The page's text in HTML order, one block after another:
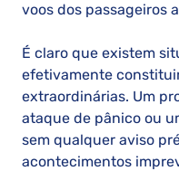
voos dos passageiros
É claro que existem
efetivamente
extraordinárias. Um
ataque de pânico ou
sem qualquer aviso
acontecimentos